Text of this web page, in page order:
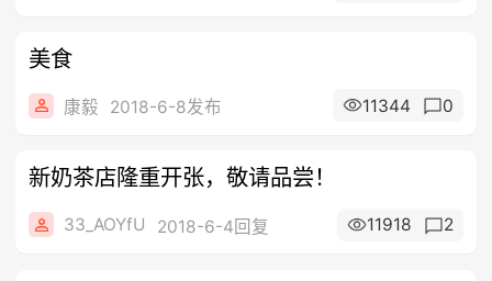
美食
康毅 2018-6-8发布 11344 0
新奶茶店隆重开张，敬请品尝！
33_AOYfU 2018-6-4回复 11918 2